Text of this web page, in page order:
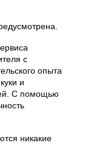
с
опыта
и
С помощью
никакие